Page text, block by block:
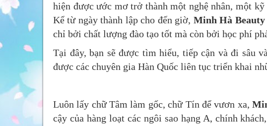
hiện được ước mơ trở thành một nghệ nhân, một
Kể từ ngày thành lập cho đến giờ, Minh Hà Beauty
chỉ bởi chất lượng đào tạo tốt mà còn bởi học phí
Tại đây, bạn sẽ được tìm hiểu, tiếp cận và đi sâu
được các chuyên gia Hàn Quốc liên tục triển khai
Luôn lấy chữ Tâm làm gốc, chữ Tín để vươn xa,
cậy của hàng loạt các ngôi sao hạng A, chính